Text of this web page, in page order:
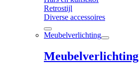
Retrostijl
Diverse accessoires
Meubelverlichting
Meubelverlichting